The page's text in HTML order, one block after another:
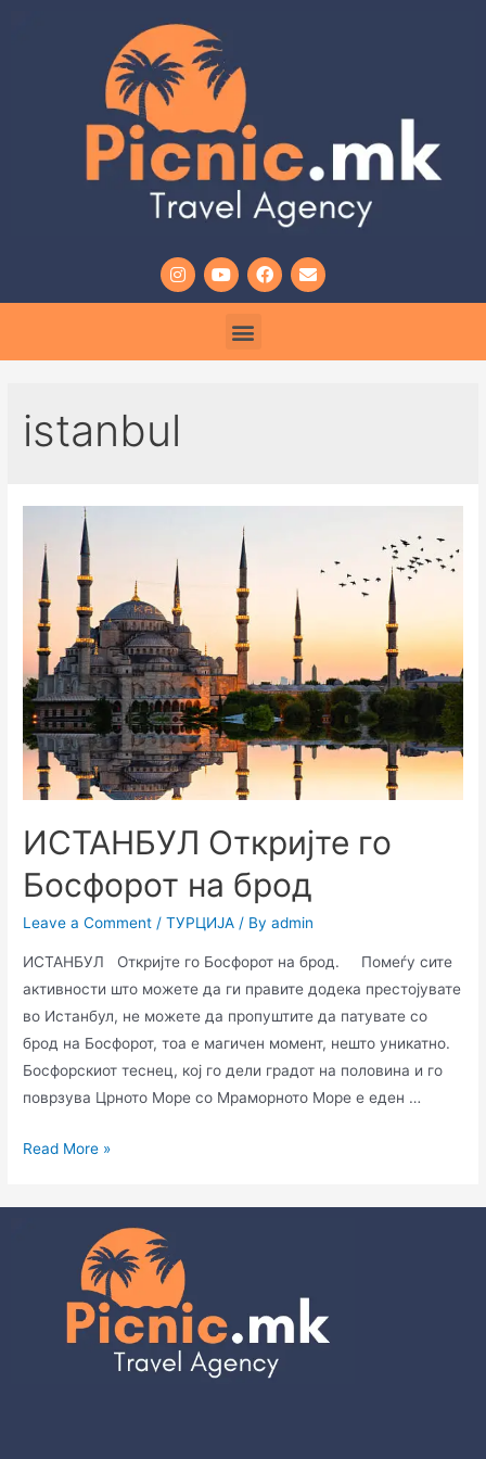
istanbul
ИСТАНБУЛ Откријте го
Босфорот на брод
Leave a Comment /ТУРЦИЈА / Byadmin
ИСТАНБУЛ Откријте го Босфорот на брод. Помеѓу сите
активности што можете да ги правите додека престојувате
во Истанбул, не можете да пропуштите да патувате со
брод на Босфорот, тоа е магичен момент, нешто уникатно.
Босфорскиот теснец, кој го дели градот на половина и го
поврзува Црното Море со Мраморното Море е еден …
Read More »